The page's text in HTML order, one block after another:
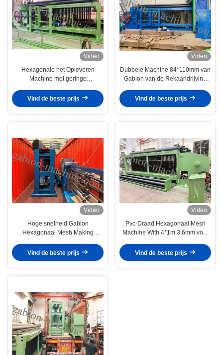
Video
Hexagonale het Opleveren
Machine met geringe
Gegalvaniseerde Draad voor
Helling
Vind de beste prijs
Video
Dubbele Machine 84*110mm van
Gabion van de Rekaandrijving
Draadnetwerk voor Weg
Vind de beste prijs
Video
Hoge snelheid Gabion
Hexagonaal Mesh Making
Vind de beste prijs
Video
Pvc-Draad Hexagonaal Mesh
Machine With 4*1m 3.6mm voor
Vind de beste prijs